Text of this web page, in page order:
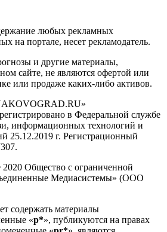
любых рекламных
на портале, несет рекламодатель.
и другие материалы,
сайте, не являются офертой или
или продаже каких-либо активов.
в Федеральной службе
информационных технологий и
25.12.2019 г. Регистрационный
Общество с ограниченной
Медиасистемы» (ООО
содержать материалы
«р*», публикуются на правах